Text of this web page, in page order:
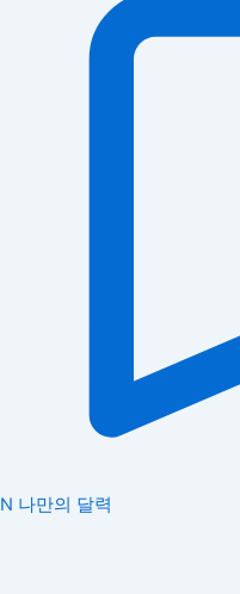
N 나만의 달력